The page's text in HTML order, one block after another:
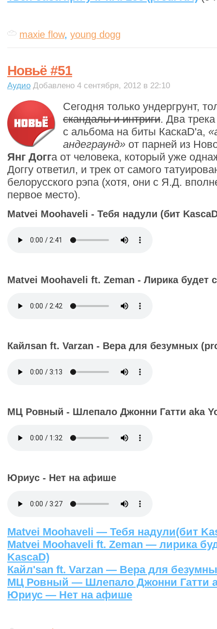
maxie flow, young dogg
Новьё #51
Аудио Добавлено 4 сентября, 2012 в 22:10
Сегодня только ундергрунт,
скандалы и интриги. Два
с альбома на биты КаскаD'а,
андеграунд» от парней из
Янг Догга от человека, который уже
Доггу ответил, и трек от самого
белорусского рэпа (хотя, они с Я.Д.
первое место).
Matvei Moohaveli - Тебя надули (бит
Matvei Moohaveli ft. Zeman - Лирика будет
Кайлsan ft. Varzan - Вера для безумных
МЦ Ровный - Шлепало Джонни Гатти aka
Юриус - Нет на афише
Matvei Moohaveli — Тебя надули(бит
Matvei Moohaveli ft. Zeman — лирика
KascaD)
Кайл'san ft. Varzan — Вера для
МЦ Ровный — Шлепало Джонни Гатти
Юриус — Нет на афише